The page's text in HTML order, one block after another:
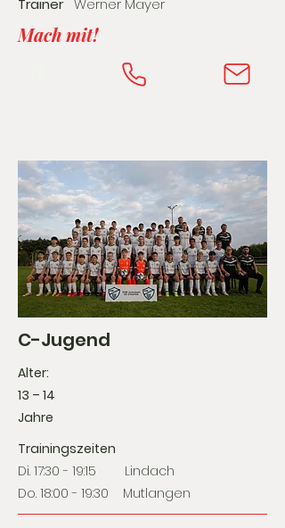
TrainerWerner Mayer
Mach mit!
C-Jugend
Alter:
13 – 14
Jahre
Trainingszeiten
Di. 17:30 - 19:15 Lindach
Do. 18:00 - 19:30 Mutlangen